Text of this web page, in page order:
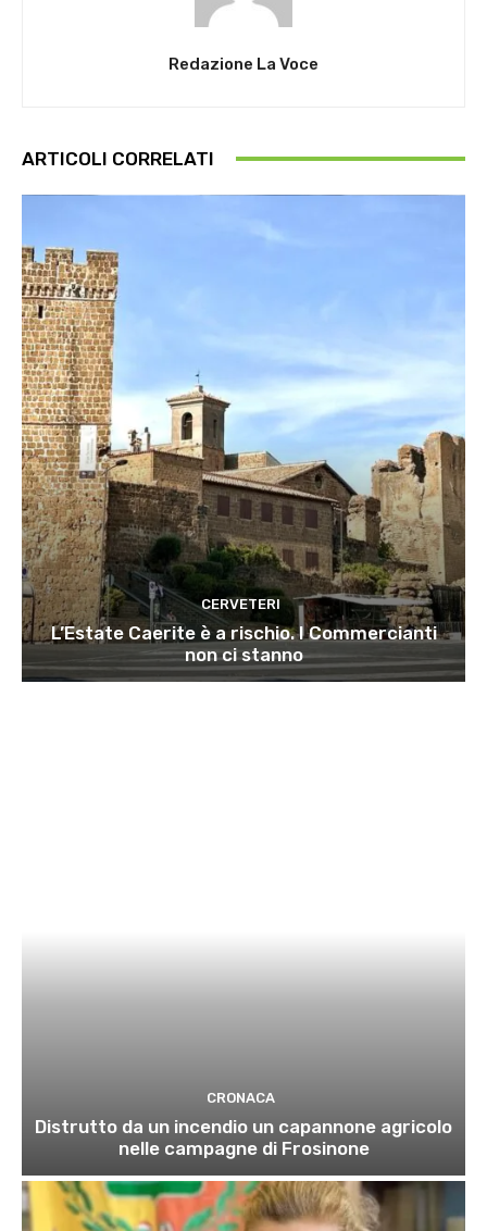
Redazione La Voce
ARTICOLI CORRELATI
CERVETERI
L’Estate Caerite è a rischio. I Commercianti
non ci stanno
CRONACA
Distrutto da un incendio un capannone agricolo
nelle campagne di Frosinone